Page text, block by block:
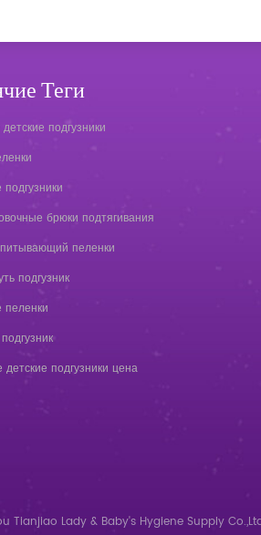
Теги
подгузники
подгузники
брюки подтягивания
пеленки
подгузник
пеленки
детские подгузники цена
Tianjiao Lady & Baby's Hygiene Supply